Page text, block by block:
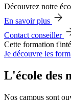
Découvrez notre
En savoir plus
Contact conseiller
Cette formation
Je découvre les
L'école des
Nos campus sont